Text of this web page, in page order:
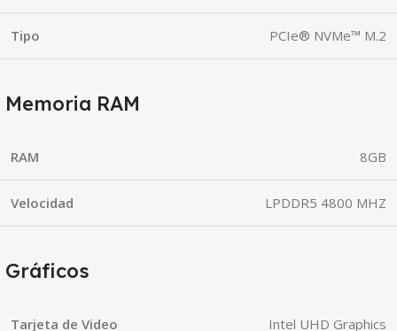
Tipo PCIe® NVMe™ M.2
Memoria RAM
RAM 8GB
Velocidad LPDDR5 4800 MHZ
Gráficos
Tarjeta de Video Intel UHD Graphics